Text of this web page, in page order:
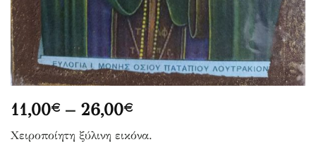
11,00€ – 26,00€Price
range:
11,00€
Χειροποίητη ξύλινη εικόνα.